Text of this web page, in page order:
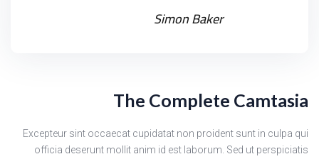
Simon Baker
The Complete Camtasia
Excepteur sint occaecat cupidatat non proident sunt in culpa qui
officia deserunt mollit anim id est laborum. Sed ut perspiciatis